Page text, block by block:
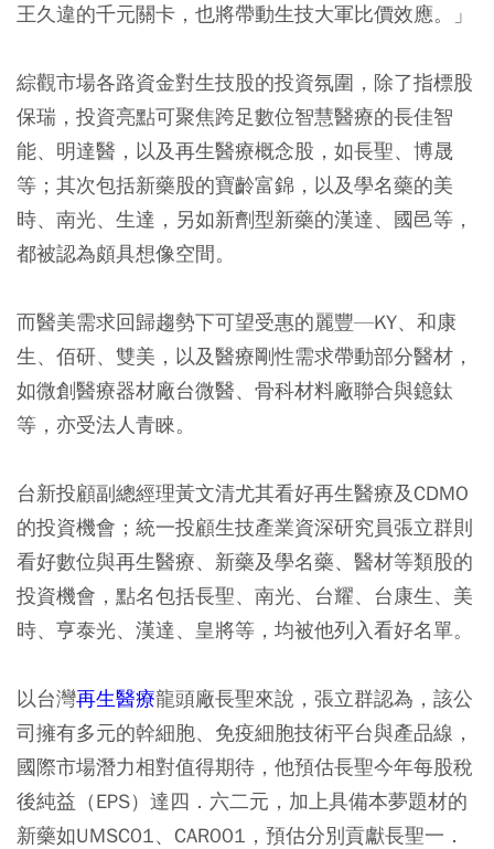
王久違的千元關卡，也將帶動生技大軍比價效應。」
綜觀市場各路資金對生技股的投資氛圍，除了指標股
保瑞，投資亮點可聚焦跨足數位智慧醫療的長佳智
能、明達醫，以及再生醫療概念股，如長聖、博晟
等；其次包括新藥股的寶齡富錦，以及學名藥的美
時、南光、生達，另如新劑型新藥的漢達、國邑等，
都被認為頗具想像空間。
而醫美需求回歸趨勢下可望受惠的麗豐—KY、和康
生、佰研、雙美，以及醫療剛性需求帶動部分醫材，
如微創醫療器材廠台微醫、骨科材料廠聯合與鐿鈦
等，亦受法人青睞。
台新投顧副總經理黃文清尤其看好再生醫療及CDMO
的投資機會；統一投顧生技產業資深研究員張立群則
看好數位與再生醫療、新藥及學名藥、醫材等類股的
投資機會，點名包括長聖、南光、台耀、台康生、美
時、亨泰光、漢達、皇將等，均被他列入看好名單。
以台灣再生醫療龍頭廠長聖來說，張立群認為，該公
司擁有多元的幹細胞、免疫細胞技術平台與產品線，
國際市場潛力相對值得期待，他預估長聖今年每股稅
後純益（EPS）達四．六二元，加上具備本夢題材的
新藥如UMSC01、CAR001，預估分別貢獻長聖一．